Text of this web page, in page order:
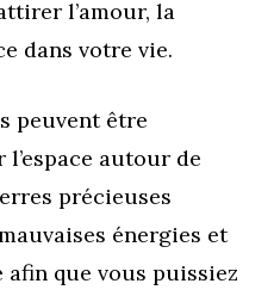
l’amour, la
dans votre vie.
peuvent être
autour de
précieuses
énergies et
afin que vous puissiez